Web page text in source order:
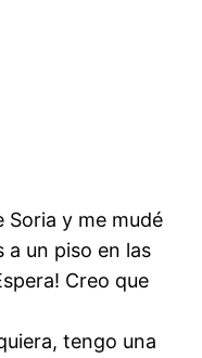
Soria y me mudé
a un piso en las
Creo que
tengo una